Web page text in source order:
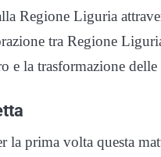
Regione Liguria
tra Regione
e la trasformazione delle
la prima volta questa